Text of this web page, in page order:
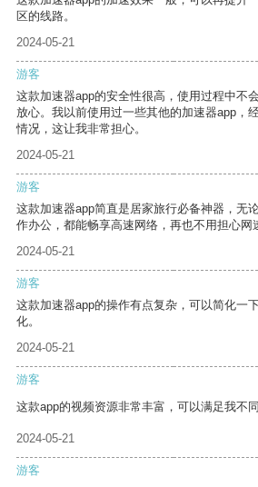
区的线路。
2024-05-21
游客
这款加速器app的安全性很高，使用过程中不
放心。我以前使用过一些其他的加速器app，
情况，这让我非常担心。
2024-05-21
游客
这款加速器app简直是居家旅行必备神器，无
作办公，都能畅享高速网络，再也不用担心网
2024-05-21
游客
这款加速器app的操作有点复杂，可以简化一
化。
2024-05-21
游客
这款app的视频资源非常丰富，可以满足我不
2024-05-21
游客